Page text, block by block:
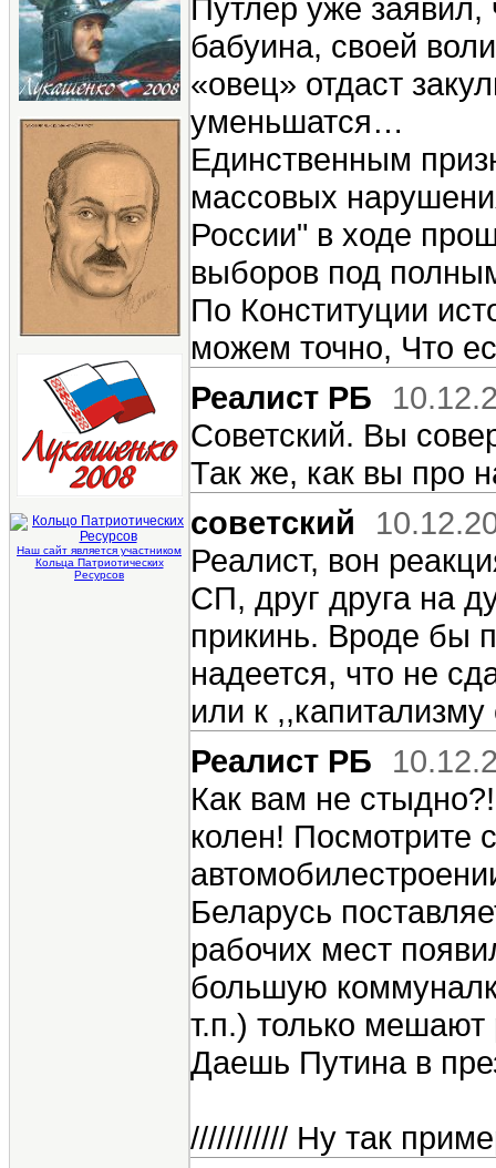
Наш сайт является участником
Кольца Патриотических
Ресурсов
Путлер уже
бабуина, своей
«овец» отдаст
уменьшатся…
Единственным
массовых
России" в ходе
выборов под
По Конституции
можем точно, Что
Реалист РБ
Советский. Вы
Так же, как вы про
советский
Реалист, вон
СП, друг друга на
прикинь. Вроде бы
надеется, что не
или к
Реалист РБ
Как вам не
колен! Посмотрите
Беларусь
рабочих мест
большую
т.п.) только мешают
Даешь Путина в
/////////// Ну так